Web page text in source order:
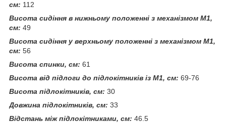
см: 112
Висота сидіння в нижньому положенні з механізмом М1,
см: 49
Висота сидіння у верхньому положенні з механізмом М1,
см: 56
Висота спинки, см: 61
Висота від підлоги до підлокітників із М1, см: 69-76
Висота підлокітників, см: 30
Довжина підлокітників, см: 33
Відстань між підлокітниками, см: 46.5